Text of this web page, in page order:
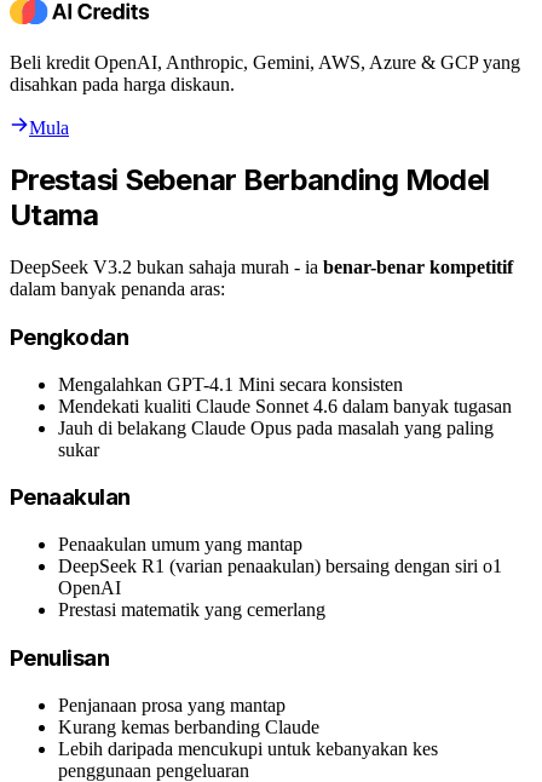
Beli kredit OpenAI, Anthropic, Gemini, AWS, Azure & GCP yang
disahkan pada harga diskaun.
Mula
Prestasi Sebenar Berbanding Model
Utama
DeepSeek V3.2 bukan sahaja murah - ia benar-benar kompetitif
dalam banyak penanda aras:
Pengkodan
Mengalahkan GPT-4.1 Mini secara konsisten
Mendekati kualiti Claude Sonnet 4.6 dalam banyak tugasan
Jauh di belakang Claude Opus pada masalah yang paling
sukar
Penaakulan
Penaakulan umum yang mantap
DeepSeek R1 (varian penaakulan) bersaing dengan siri o1
OpenAI
Prestasi matematik yang cemerlang
Penulisan
Penjanaan prosa yang mantap
Kurang kemas berbanding Claude
Lebih daripada mencukupi untuk kebanyakan kes
penggunaan pengeluaran